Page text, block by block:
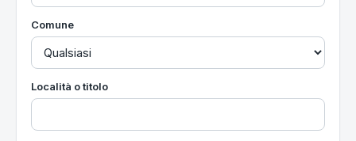
Comune
Località o titolo